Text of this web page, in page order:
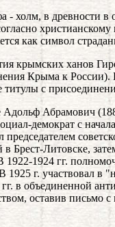
- холм, в древности в
как символ
крымских ханов
Крыма к
титулы с
Абрамович
демократ с
председателем
в Брест-Литовске,
1922-1924 гг.
1925 г. участвовал в
гг. в объединенной
оставив письмо